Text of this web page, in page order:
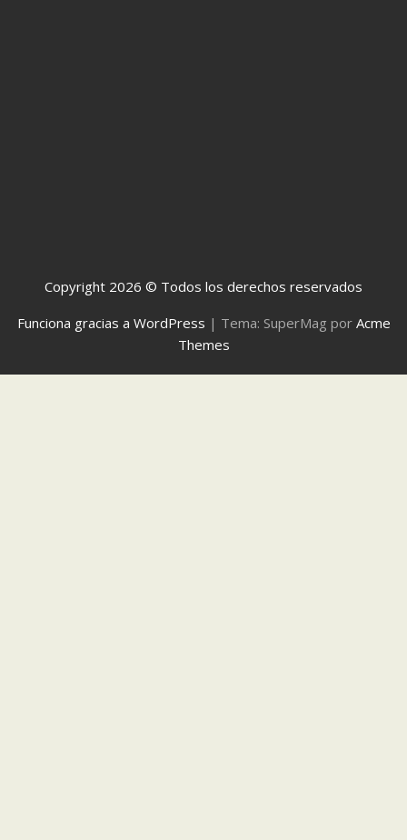
Copyright 2026 © Todos los derechos reservados
Funciona gracias a WordPress | Tema: SuperMag por Acme
Themes